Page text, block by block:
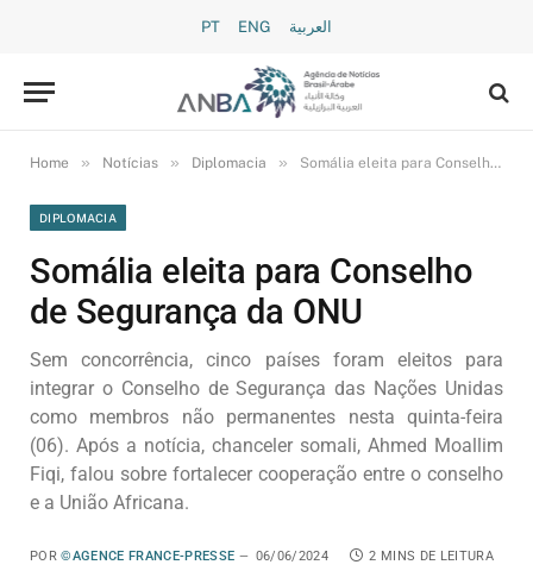
PT ENG العربية
Home » Notícias » Diplomacia » Somália eleita para Conselho de Segurança da ONU
DIPLOMACIA
Somália eleita para Conselho
de Segurança da ONU
Sem concorrência, cinco países foram eleitos para
integrar o Conselho de Segurança das Nações Unidas
como membros não permanentes nesta quinta-feira
(06). Após a notícia, chanceler somali, Ahmed Moallim
Fiqi, falou sobre fortalecer cooperação entre o conselho
e a União Africana.
POR ©AGENCE FRANCE-PRESSE 06/06/2024 2 MINS DE LEITURA